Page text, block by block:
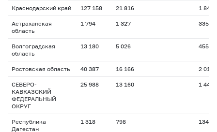
Краснодарский край 127 158 21 816 1 847
Астраханская
область
1 794 1 327 335
Волгоградская
область
13 180 5 026 455
Ростовская область 40 387 16 166 2 019
СЕВЕРО-
КАВКАЗСКИЙ
ФЕДЕРАЛЬНЫЙ
ОКРУГ
25 988 13 160 1 441
Республика
Дагестан
1 318 798 134